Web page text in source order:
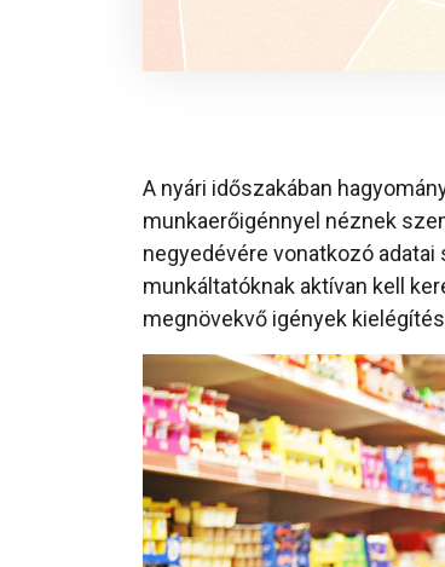
A nyári időszakában
munkaerőigénnyel néznek
negyedévére vonatkozó
munkáltatóknak aktívan kell
megnövekvő igények